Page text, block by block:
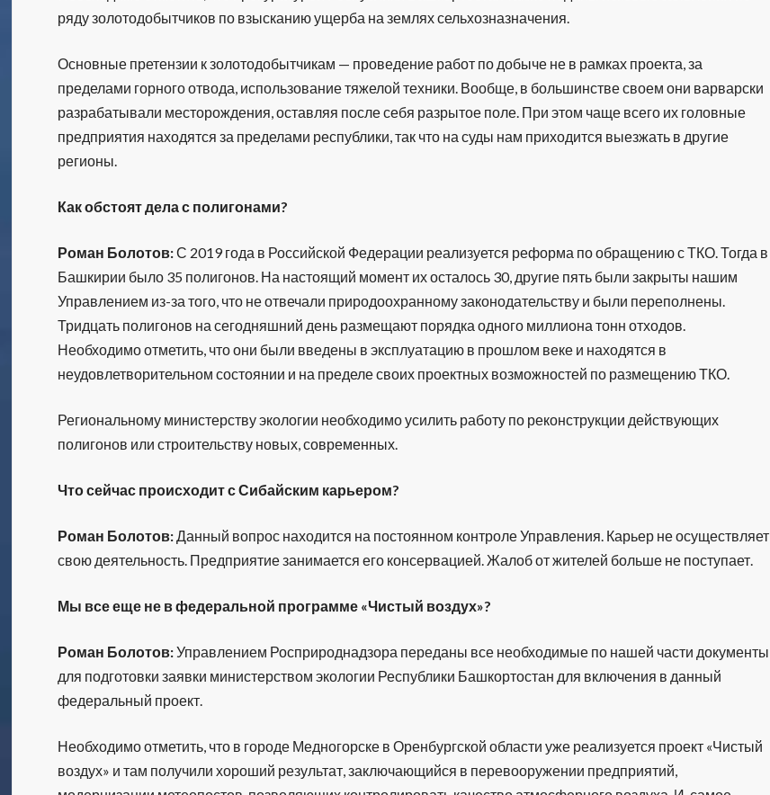
ряду золотодобытчиков по взысканию ущерба на землях сельхозназначения.
Основные претензии к золотодобытчикам — проведение работ по добыче не в рамках проекта, за
пределами горного отвода, использование тяжелой техники. Вообще, в большинстве своем они варварски
разрабатывали месторождения, оставляя после себя разрытое поле. При этом чаще всего их головные
предприятия находятся за пределами республики, так что на суды нам приходится выезжать в другие
регионы.
Как обстоят дела с полигонами?
Роман Болотов:С 2019 года в Российской Федерации реализуется реформа по обращению с ТКО. Тогда в
Башкирии было 35 полигонов. На настоящий момент их осталось 30, другие пять были закрыты нашим
Управлением из-за того, что не отвечали природоохранному законодательству и были переполнены.
Тридцать полигонов на сегодняшний день размещают порядка одного миллиона тонн отходов.
Необходимо отметить, что они были введены в эксплуатацию в прошлом веке и находятся в
неудовлетворительном состоянии и на пределе своих проектных возможностей по размещению ТКО.
Региональному министерству экологии необходимо усилить работу по реконструкции действующих
полигонов или строительству новых, современных.
Что сейчас происходит с Сибайским карьером?
Роман Болотов: Данный вопрос находится на постоянном контроле Управления. Карьер не осуществляет
свою деятельность. Предприятие занимается его консервацией. Жалоб от жителей больше не поступает.
Мы все еще не в федеральной программе «Чистый воздух»?
Роман Болотов:Управлением Росприроднадзора переданы все необходимые по нашей части документы
для подготовки заявки министерством экологии Республики Башкортостан для включения в данный
федеральный проект.
Необходимо отметить, что в городе Медногорске в Оренбургской области уже реализуется проект «Чистый
воздух» и там получили хороший результат, заключающийся в перевооружении предприятий,